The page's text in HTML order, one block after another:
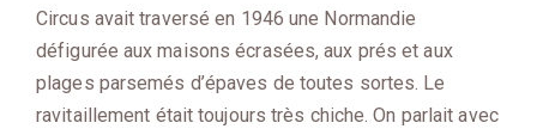
Circus avait traversé en 1946 une Normandie
défigurée aux maisons écrasées, aux prés et aux
plages parsemés d’épaves de toutes sortes. Le
ravitaillement était toujours très chiche. On parlait avec